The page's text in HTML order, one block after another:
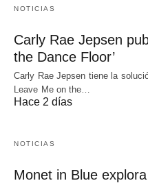
NOTICIAS
Carly Rae Jepsen
the Dance Floor’
Carly Rae Jepsen tiene la
Leave Me on the…
Hace 2 días
NOTICIAS
Monet in Blue